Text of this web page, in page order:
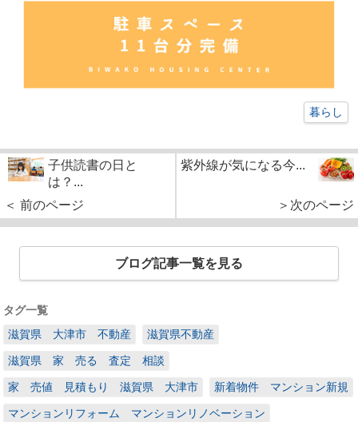
暮らし
子供読書の日と
は？...
＜ 前のページ
紫外線が気になる今...
＞次のページ
ブログ記事一覧を見る
タグ一覧
滋賀県 大津市 不動産
滋賀県不動産
滋賀県 家 売る 査定 相談
家 売値 見積もり 滋賀県 大津市 新着物件 マンション新規
マンションリフォーム マンションリノベーション